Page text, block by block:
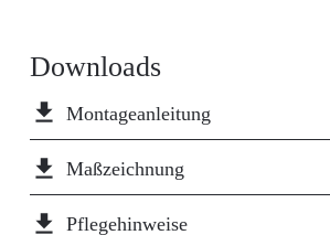
unempfindlich gegenüber
widersteht dem Salzwasser-
herkömmliche
wassersparenden Bauweise sinkt
Downloads
file_download Montageanleitung
file_download Maßzeichnung
file_download Pflegehinweise